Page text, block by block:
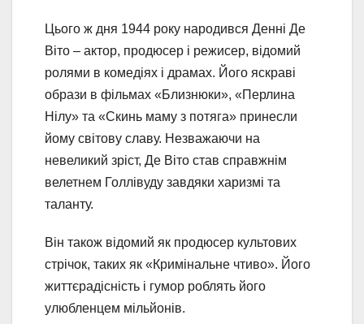
Цього ж дня 1944 року народився Денні Де
Віто – актор, продюсер і режисер, відомий
ролями в комедіях і драмах. Його яскраві
образи в фільмах «Близнюки», «Перлина
Нілу» та «Скинь маму з потяга» принесли
йому світову славу. Незважаючи на
невеликий зріст, Де Віто став справжнім
велетнем Голлівуду завдяки харизмі та
таланту.
Він також відомий як продюсер культових
стрічок, таких як «Кримінальне чтиво». Його
життєрадісність і гумор роблять його
улюбленцем мільйонів.